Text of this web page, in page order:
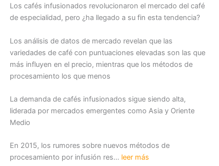
Los cafés infusionados revolucionaron el mercado del café
de especialidad, pero ¿ha llegado a su fin esta tendencia?
Los análisis de datos de mercado revelan que las
variedades de café con puntuaciones elevadas son las que
más influyen en el precio, mientras que los métodos de
procesamiento los que menos
La demanda de cafés infusionados sigue siendo alta,
liderada por mercados emergentes como Asia y Oriente
Medio
En 2015, los rumores sobre nuevos métodos de
procesamiento por infusión res… leer más